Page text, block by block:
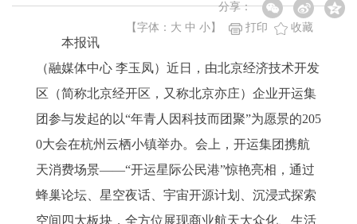
分享：
【字体： 大 中 小 】 打印 收藏
本报讯
（融媒体中心 李玉凤）近日，由北京经济技术开发
区（简称北京经开区，又称北京亦庄）企业开运集
团参与发起的以“年青人因科技而团聚”为愿景的205
0大会在杭州云栖小镇举办。会上，开运集团携航
天消费场景——“开运星际公民港”惊艳亮相，通过
蜂巢论坛、星空夜话、宇宙开源计划、沉浸式探索
空间四大板块，全方位展现商业航天大众化、生活